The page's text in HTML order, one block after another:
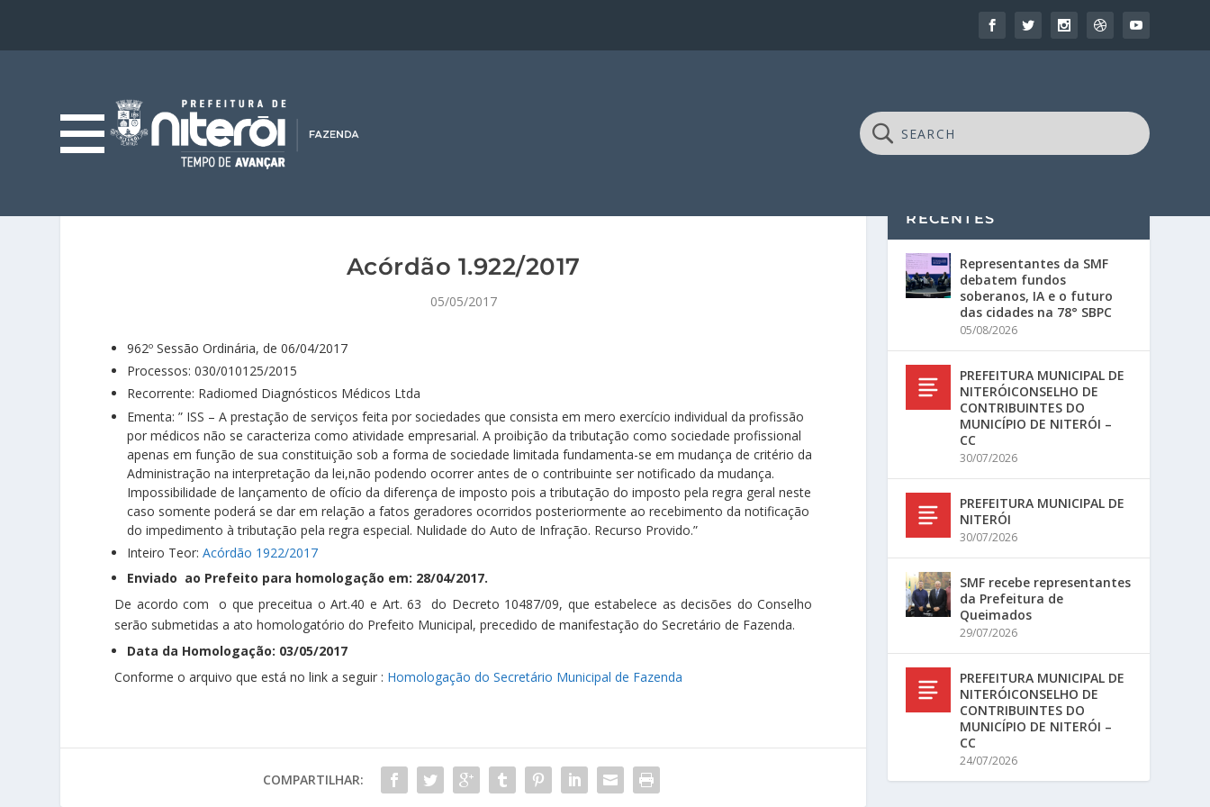
Acórdão 1.922/2017
05/05/2017
962º Sessão Ordinária, de 06/04/2017
Processos: 030/010125/2015
Recorrente: Radiomed Diagnósticos Médicos Ltda
Ementa: ” ISS – A prestação de serviços feita por sociedades que consista em mero exercício individual da profissão
por médicos não se caracteriza como atividade empresarial. A proibição da tributação como sociedade profissional
apenas em função de sua constituição sob a forma de sociedade limitada fundamenta-se em mudança de critério da
Administração na interpretação da lei,não podendo ocorrer antes de o contribuinte ser notificado da mudança.
Impossibilidade de lançamento de ofício da diferença de imposto pois a tributação do imposto pela regra geral neste
caso somente poderá se dar em relação a fatos geradores ocorridos posteriormente ao recebimento da notificação
do impedimento à tributação pela regra especial. Nulidade do Auto de Infração. Recurso Provido.”
Inteiro Teor:Acórdão 1922/2017
Enviado ao Prefeito para homologação em: 28/04/2017.
De acordo com o que preceitua o Art.40 e Art. 63 do Decreto 10487/09, que estabelece as decisões do Conselho
serão submetidas a ato homologatório do Prefeito Municipal, precedido de manifestação do Secretário de Fazenda.
Data da Homologação: 03/05/2017
Conforme o arquivo que está no link a seguir : Homologação do Secretário Municipal de Fazenda
COMPARTILHAR:
RECENTES
Representantes da SMF
debatem fundos
soberanos, IA e o futuro
das cidades na 78° SBPC
05/08/2026
PREFEITURA MUNICIPAL DE
NITERÓICONSELHO DE
CONTRIBUINTES DO
MUNICÍPIO DE NITERÓI –
CC
30/07/2026
PREFEITURA MUNICIPAL DE
NITERÓI
30/07/2026
SMF recebe representantes
da Prefeitura de
Queimados
29/07/2026
PREFEITURA MUNICIPAL DE
NITERÓICONSELHO DE
CONTRIBUINTES DO
MUNICÍPIO DE NITERÓI –
CC
24/07/2026